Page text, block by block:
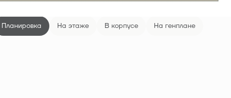
Планировка На этаже В корпусе На генплане